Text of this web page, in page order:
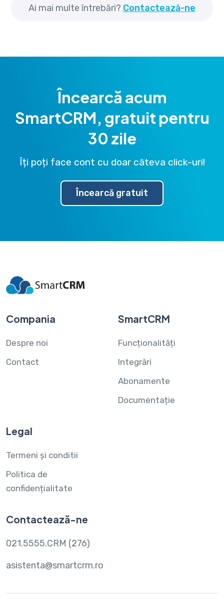
Ai mai multe întrebări? Contactează-ne
Încearcă acum
SmartCRM, gratuit pentru
30 zile
Îți poți face cont cu doar câteva click-uri!
Încearcă gratuit
Compania
Despre noi
Contact
SmartCRM
Funcționalități
Integrări
Abonamente
Documentație
Legal
Termeni și conditii
Politica de
confidențialitate
Contactează-ne
021.5555.CRM (276)
asistenta@smartcrm.ro